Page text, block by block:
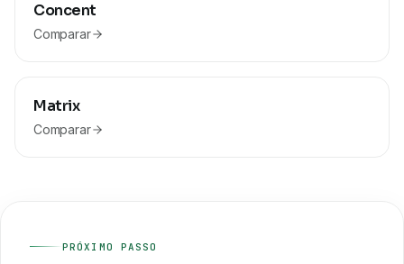
Concent
Comparar
Matrix
Comparar
PRÓXIMO PASSO